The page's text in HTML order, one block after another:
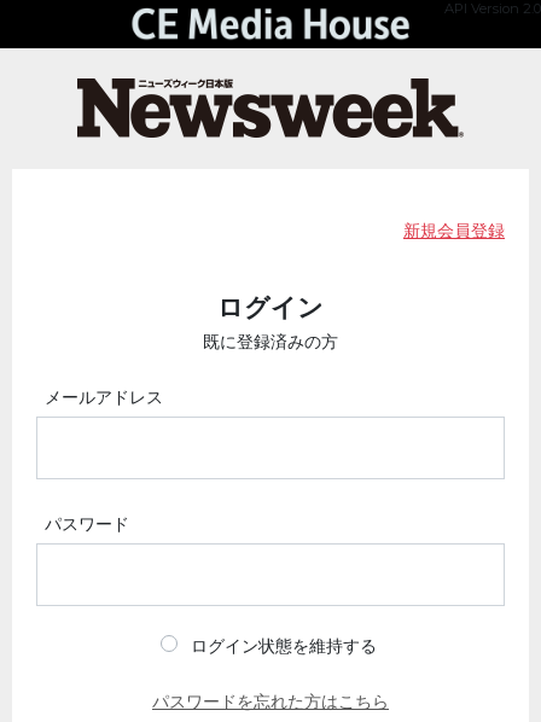
API Version 2.0
新規会員登録
ログイン
既に登録済みの方
メールアドレス
パスワード
ログイン状態を維持する
パスワードを忘れた方はこちら